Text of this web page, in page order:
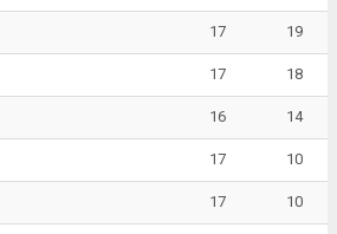
17 19
17 18
16 14
17 10
17 10